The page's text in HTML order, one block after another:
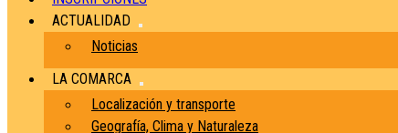
ACTUALIDAD
Noticias
LA COMARCA
Localización y transporte
Geografía, Clima y Naturaleza